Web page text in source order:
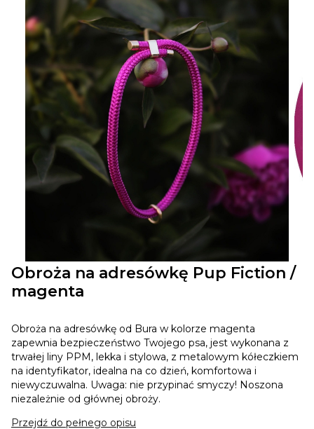
Obroża na adresówkę Pup Fiction /
magenta
Obroża na adresówkę od Bura w kolorze magenta
zapewnia bezpieczeństwo Twojego psa, jest wykonana z
trwałej liny PPM, lekka i stylowa, z metalowym kółeczkiem
na identyfikator, idealna na co dzień, komfortowa i
niewyczuwalna. Uwaga: nie przypinać smyczy! Noszona
niezależnie od głównej obroży.
Przejdź do pełnego opisu